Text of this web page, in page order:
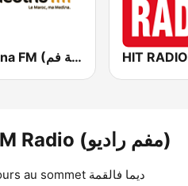
Medina FM (إذاعة مدينة فم) HIT RADIO
MFM Radio (مفم راديو)
Toujours au sommet ديما فالقمة